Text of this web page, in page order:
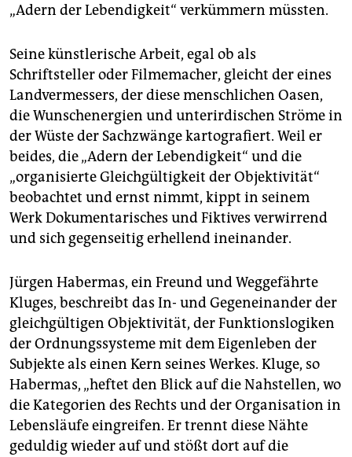
„Adern der Lebendigkeit“ verkümmern müssten.
Seine künstlerische Arbeit, egal ob als
Schriftsteller oder Filmemacher, gleicht der eines
Landvermessers, der diese menschlichen Oasen,
die Wunschenergien und unterirdischen Ströme in
der Wüste der Sachzwänge kartografiert. Weil er
beides, die „Adern der Lebendigkeit“ und die
„organisierte Gleichgültigkeit der Objektivität“
beobachtet und ernst nimmt, kippt in seinem
Werk Dokumentarisches und Fiktives verwirrend
und sich gegenseitig erhellend ineinander.
Jürgen Habermas, ein Freund und Weggefährte
Kluges, beschreibt das In- und Gegeneinander der
gleichgültigen Objektivität, der Funktionslogiken
der Ordnungssysteme mit dem Eigenleben der
Subjekte als einen Kern seines Werkes. Kluge, so
Habermas, „heftet den Blick auf die Nahstellen, wo
die Kategorien des Rechts und der Organisation in
Lebensläufe eingreifen. Er trennt diese Nähte
geduldig wieder auf und stößt dort auf die